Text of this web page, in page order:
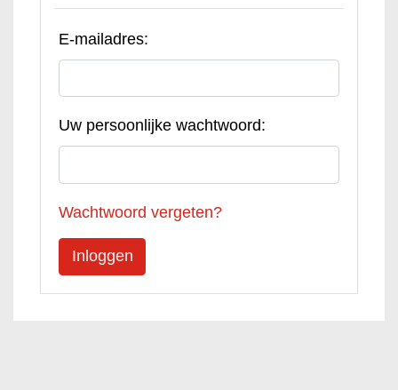
E-mailadres:
Uw persoonlijke wachtwoord:
Wachtwoord vergeten?